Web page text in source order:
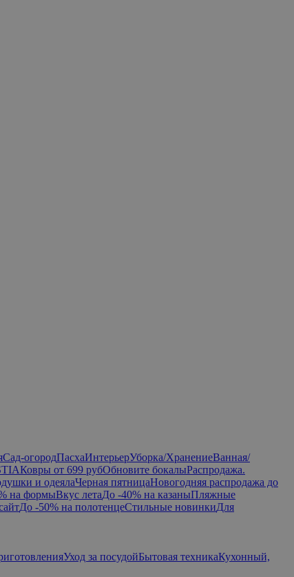
Сад-огородПасхаИнтерьерУборка/ХранениеВанная/
Ковры от 699 рубОбновите бокалыРаспродажа.
и одеялаЧерная пятницаНовогодняя распродажа до
на формыВкус летаДо -40% на казаныПляжные
До -50% на полотенцеСтильные новинкиДля
Уход за посудойБытовая техникаКухонный,